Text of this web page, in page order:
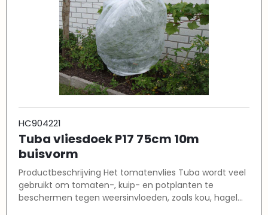
HC904221
Tuba vliesdoek P17 75cm 10m
buisvorm
Productbeschrijving Het tomatenvlies Tuba wordt veel
gebruikt om tomaten-, kuip- en potplanten te
beschermen tegen weersinvloeden, zoals kou, hagel